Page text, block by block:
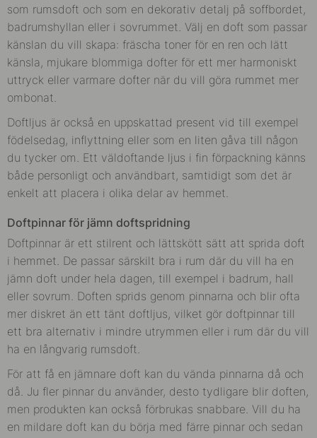
som rumsdoft och som en dekorativ detalj på soffbordet,
badrumshyllan eller i sovrummet. Välj en doft som passar
känslan du vill skapa: fräscha toner för en ren och lätt
känsla, mjukare blommiga dofter för ett mer harmoniskt
uttryck eller varmare dofter när du vill göra rummet mer
ombonat.
Doftljus är också en uppskattad present vid till exempel
födelsedag, inflyttning eller som en liten gåva till någon
du tycker om. Ett väldoftande ljus i fin förpackning känns
både personligt och användbart, samtidigt som det är
enkelt att placera i olika delar av hemmet.
Doftpinnar för jämn doftspridning
Doftpinnar är ett stilrent och lättskött sätt att sprida doft
i hemmet. De passar särskilt bra i rum där du vill ha en
jämn doft under hela dagen, till exempel i badrum, hall
eller sovrum. Doften sprids genom pinnarna och blir ofta
mer diskret än ett tänt doftljus, vilket gör doftpinnar till
ett bra alternativ i mindre utrymmen eller i rum där du vill
ha en långvarig rumsdoft.
För att få en jämnare doft kan du vända pinnarna då och
då. Ju fler pinnar du använder, desto tydligare blir doften,
men produkten kan också förbrukas snabbare. Vill du ha
en mildare doft kan du börja med färre pinnar och sedan